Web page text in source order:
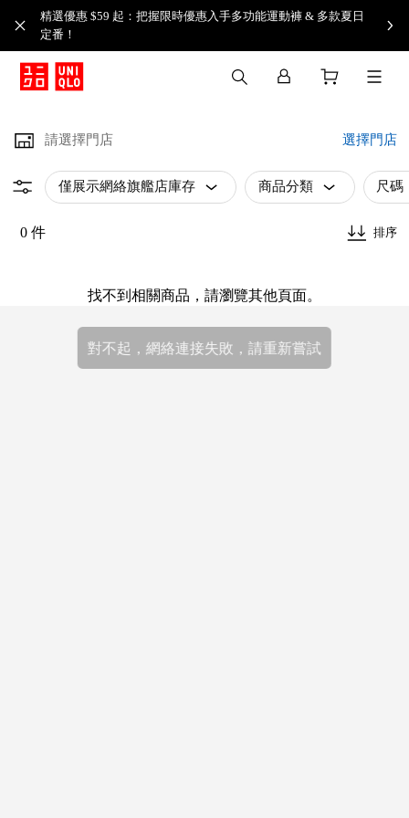
精選優惠 $59 起：把握限時優惠入手多功能運動褲 & 多款夏日
定番！​
請選擇門店 選擇門店
僅展示網絡旗艦店庫存 商品分類 尺碼
0 件 排序
找不到相關商品，請瀏覽其他頁面。
對不起，網絡連接失敗，請重新嘗試